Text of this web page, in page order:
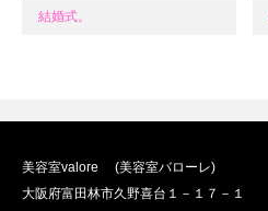
結婚式。
美容室valore (美容室バローレ)
大阪府富田林市久野喜台１－１７－１